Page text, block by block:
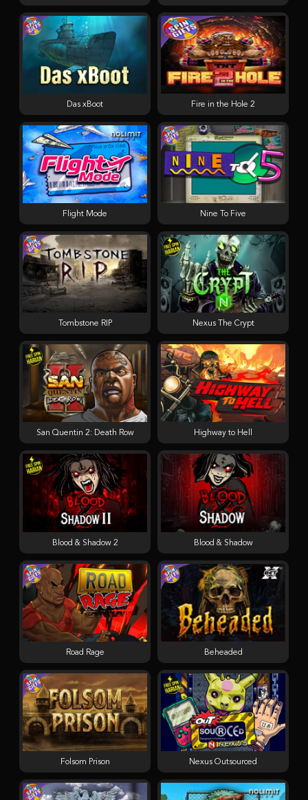
Highway to Hell
San Quentin 2: Death Row
Blood & Shadow
Blood & Shadow 2
Beheaded
Nexus Outsourced
Nexus The Crypt
Tombstone RIP
Fire in the Hole 2
Folsom Prison
Das xBoot
Road Rage
Nine To Five
Flight Mode